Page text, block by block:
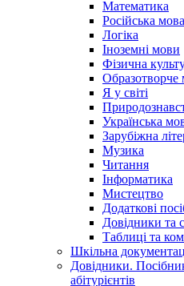
Математика
Російська мова
Логіка
Іноземні мови
Фізична
Образотворче
Я у світі
Українська
Зарубіжна
Музика
Читання
Інформатика
Мистецтво
Додаткові
Довідники та
Таблиці та
Шкільна
Довідники.
абітурієнтів